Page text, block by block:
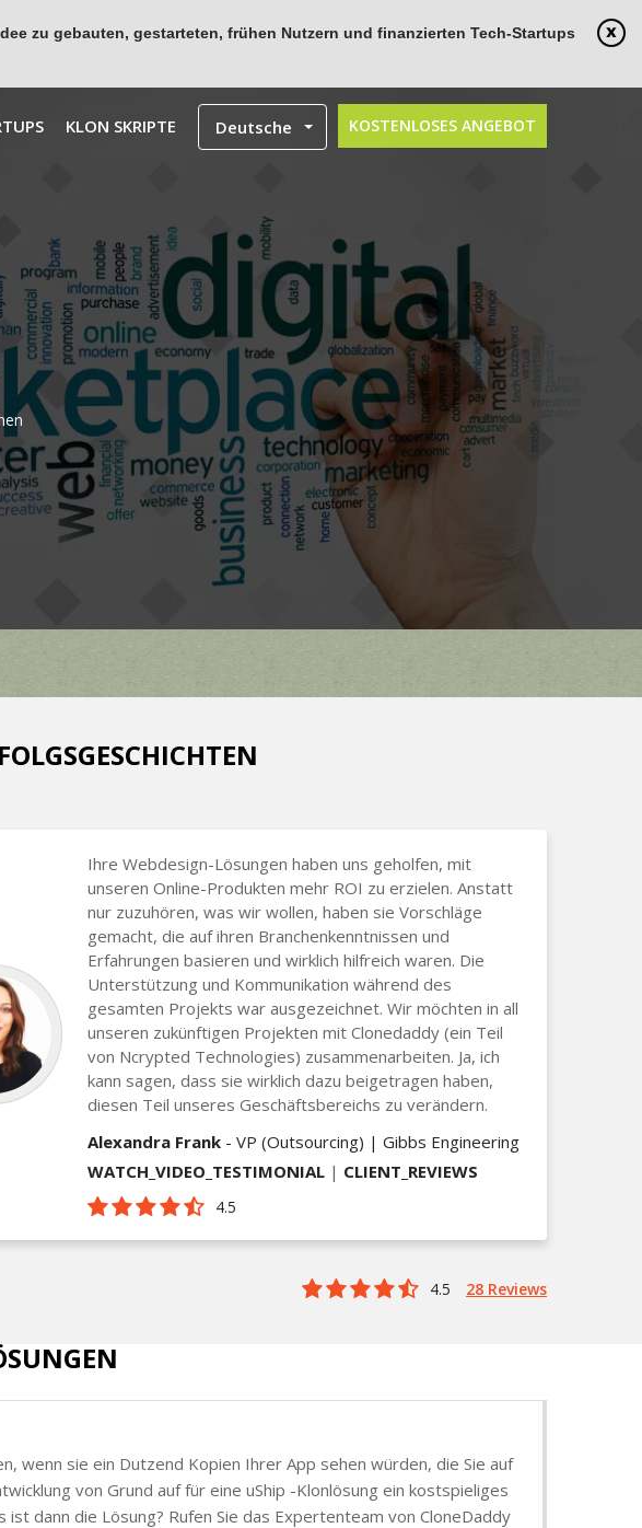
zu gebauten, gestarteten, frühen Nutzern und finanzierten Tech-Startups
KOSTENLOSES ANGEBOT
KLON SKRIPTE Deutsche
Ihre Webdesign-Lösungen haben uns geholfen, mit
unseren Online-Produkten mehr ROI zu erzielen. Anstatt
nur zuzuhören, was wir wollen, haben sie Vorschläge
gemacht, die auf ihren Branchenkenntnissen und
Erfahrungen basieren und wirklich hilfreich waren. Die
Unterstützung und Kommunikation während des
gesamten Projekts war ausgezeichnet. Wir möchten in all
unseren zukünftigen Projekten mit Clonedaddy (ein Teil
von Ncrypted Technologies) zusammenarbeiten. Ja, ich
kann sagen, dass sie wirklich dazu beigetragen haben,
diesen Teil unseres Geschäftsbereichs zu verändern.
Alexandra Frank - VP (Outsourcing) | Gibbs Engineering
WATCH_VIDEO_TESTIMONIAL | CLIENT_REVIEWS
4.5
4.5 28 Reviews
wenn sie ein Dutzend Kopien Ihrer App sehen würden, die Sie auf
von Grund auf für eine uShip -Klonlösung ein kostspieliges
dann die Lösung? Rufen Sie das Expertenteam von CloneDaddy